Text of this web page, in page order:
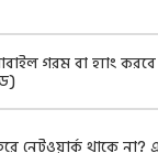
গরম বা হ্যাং করবে
নেটওয়ার্ক থাকে না?